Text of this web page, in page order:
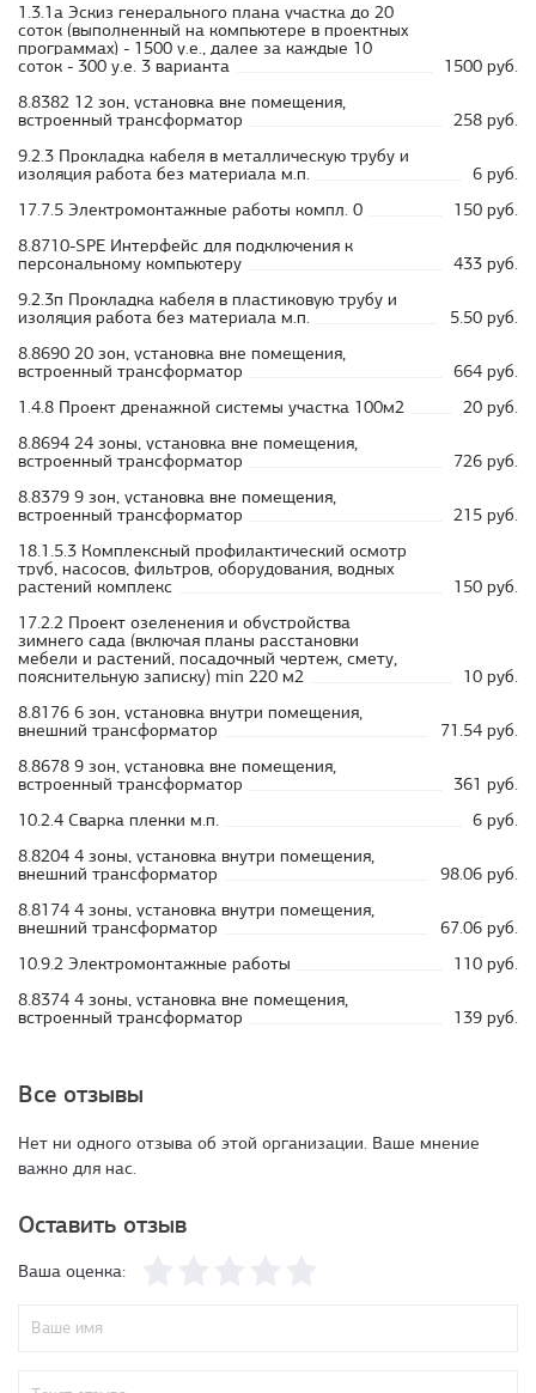
1.3.1а Эскиз генерального плана участка до 20
соток (выполненный на компьютере в проектных
программах) - 1500 у.е., далее за каждые 10
соток - 300 у.е. 3 варианта
1500 руб.
8.8382 12 зон, установка вне помещения,
встроенный трансформатор
258 руб.
9.2.3 Прокладка кабеля в металлическую трубу и
изоляция работа без материала м.п.
6 руб.
17.7.5 Электромонтажные работы компл. 0
150 руб.
8.8710-SPE Интерфейс для подключения к
персональному компьютеру
433 руб.
9.2.3п Прокладка кабеля в пластиковую трубу и
изоляция работа без материала м.п.
5.50 руб.
8.8690 20 зон, установка вне помещения,
встроенный трансформатор
664 руб.
1.4.8 Проект дренажной системы участка 100м2
20 руб.
8.8694 24 зоны, установка вне помещения,
встроенный трансформатор
726 руб.
8.8379 9 зон, установка вне помещения,
встроенный трансформатор
215 руб.
18.1.5.3 Комплексный профилактический осмотр
труб, насосов, фильтров, оборудования, водных
растений комплекс
150 руб.
17.2.2 Проект озеленения и обустройства
зимнего сада (включая планы расстановки
мебели и растений, посадочный чертеж, смету,
пояснительную записку) min 220 м2
10 руб.
8.8176 6 зон, установка внутри помещения,
внешний трансформатор
71.54 руб.
8.8678 9 зон, установка вне помещения,
встроенный трансформатор
361 руб.
10.2.4 Сварка пленки м.п.
6 руб.
8.8204 4 зоны, установка внутри помещения,
внешний трансформатор
98.06 руб.
8.8174 4 зоны, установка внутри помещения,
внешний трансформатор
67.06 руб.
10.9.2 Электромонтажные работы
110 руб.
8.8374 4 зоны, установка вне помещения,
встроенный трансформатор
139 руб.
Все отзывы
Нет ни одного отзыва об этой организации. Ваше мнение
важно для нас.
Оставить отзыв
Ваша оценка: